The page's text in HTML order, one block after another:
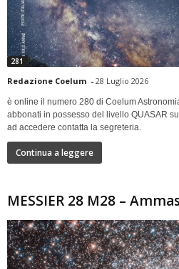
281
Redazione Coelum - 28 Luglio 2026
è online il numero 280 di Coelum
abbonati in possesso del livello QUASAR
ad accedere contatta la segreteria.
Continua a leggere
MESSIER 28 M28 –